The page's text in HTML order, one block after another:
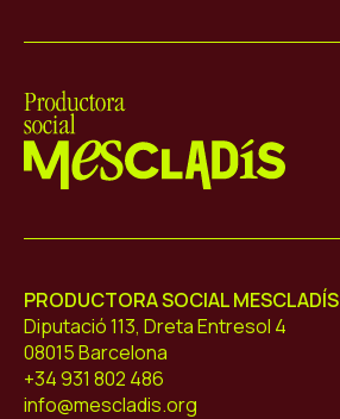
PRODUCTORA SOCIAL MESCLADÍS
Diputació 113, Dreta Entresol 4
08015 Barcelona
+34 931 802 486
info@mescladis.org